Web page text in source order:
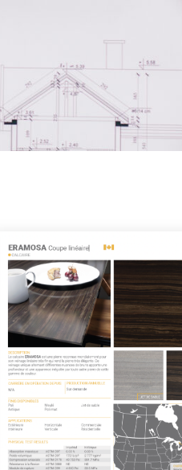
Monuments historiques
Projets sur mesure